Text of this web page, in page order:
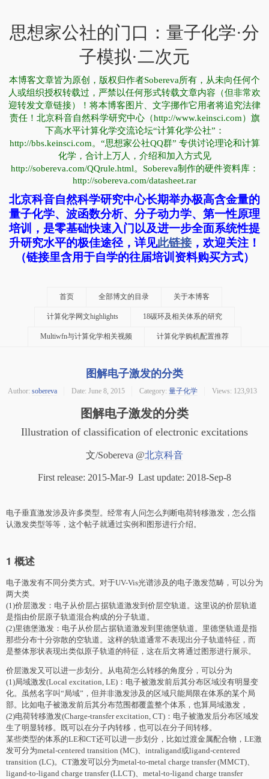
思想家公社的门口：量子化学·分
子模拟·二次元
本博客文章皆为原创，版权归作者Sobereva所有，从未向任何个
人或组织授权转载过，严禁以任何形式转载文章内容（但非常欢
迎转发文章链接）！将本博客图片、文字挪作它用者将追究法律
责任！北京科音自然科学研究中心（http://www.keinsci.com）旗
下高水平计算化学交流论坛“计算化学公社”：
http://bbs.keinsci.com。“思想家公社QQ群” 专供讨论理论和计算
化学，合计上万人，介绍和加入方式见
http://sobereva.com/QQrule.html。Sobereva制作的硬件资料库：
http://sobereva.com/datasheet.rar
北京科音自然科学研究中心长期举办极高含金量的
量子化学、波函数分析、分子动力学、第一性原理
培训，是零基础快速入门以及进一步全面系统性提
升研究水平的极佳途径，详见此链接，欢迎关注！
（链接里含用于自学的往届培训资料购买方式）
首页 全部博文的目录 关于本博客
计算化学网文highlights 18碳环及相关体系的研究
Multiwfn与计算化学相关视频 计算化学购机配置推荐
图解电子激发的分类
Author: sobereva Date: June 8, 2015 Category: 量子化学 Views: 123,913
图解电子激发的分类
Illustration of classification of electronic excitations
文/Sobereva @北京科音
First release: 2015-Mar-9 Last update: 2018-Sep-8
电子垂直激发涉及许多类型。经常有人问怎么判断电荷转移激发，怎么指
认激发类型等等，这个帖子就通过实例和图形进行介绍。
1 概述
电子激发有不同分类方式。对于UV-Vis光谱涉及的电子激发范畴，可以分为
两大类
(1)价层激发：电子从价层占据轨道激发到价层空轨道。这里说的价层轨道
是指由价层原子轨道混合构成的分子轨道。
(2)里德堡激发：电子从价层占据轨道激发到里德堡轨道。里德堡轨道是指
那些分布十分弥散的空轨道。这样的轨道通常不表现出分子轨道特征，而
是整体形状表现出类似原子轨道的特征，这在后文将通过图形进行展示。
价层激发又可以进一步划分。从电荷怎么转移的角度分，可以分为
(1)局域激发(Local excitation, LE)：电子被激发前后其分布区域没有明显变
化。虽然名字叫“局域”，但并非激发涉及的区域只能局限在体系的某个局
部。比如电子被激发前后其分布范围都覆盖整个体系，也算局域激发，
(2)电荷转移激发(Charge-transfer excitation, CT)：电子被激发后分布区域发
生了明显转移。既可以在分子内转移，也可以在分子间转移。
某些类型的体系的LE和CT还可以进一步划分，比如过渡金属配合物，LE激
发可分为metal-centered transition (MC)、intraligand或ligand-centered
transition (LC)。CT激发可以分为metal-to-metal charge transfer (MMCT)、
ligand-to-ligand charge transfer (LLCT)、metal-to-ligand charge transfer